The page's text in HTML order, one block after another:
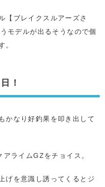
【ブレイクスルアーズさ
モデルが出るそうなので個
。
！
かなり好釣果を叩き出して
ライムGZをチョイス。
げを意識し誘ってくるとジ